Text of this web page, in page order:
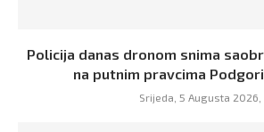
Policija danas dronom snima
na putnim pravcima
Srijeda, 5 Augusta 2026,